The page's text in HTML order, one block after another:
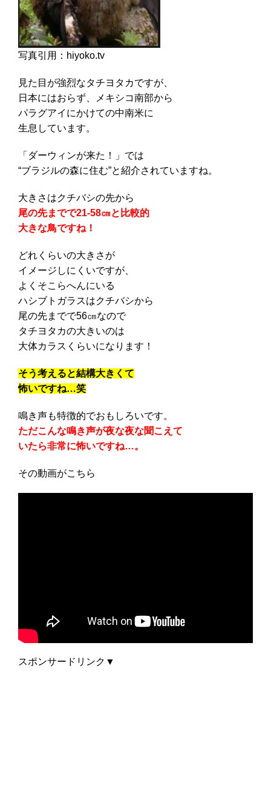
写真引用：hiyoko.tv
見た目が強烈なタチヨタカですが、
日本にはおらず、メキシコ南部から
パラグアイにかけての中南米に
生息しています。
「ダーウィンが来た！」では
“ブラジルの森に住む”と紹介されていますね。
大きさはクチバシの先から
尾の先までで21-58㎝と比較的
大きな鳥ですね！
どれくらいの大きさが
イメージしにくいですが、
よくそこらへんにいる
ハシブトガラスはクチバシから
尾の先までで56㎝なので
タチヨタカの大きいのは
大体カラスくらいになります！
そう考えると結構大きくて
怖いですね…笑
鳴き声も特徴的でおもしろいです。
ただこんな鳴き声が夜な夜な聞こえて
いたら非常に怖いですね…。
その動画がこちら
スポンサードリンク▼